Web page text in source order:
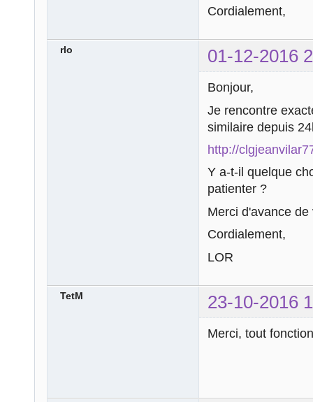
Cordialement,
rlo 01-12-2016
Bonjour,
Je rencontre
similaire depuis
http://
Y a-t-il quelque
patienter ?
Merci d'avance
Cordialement,
LOR
TetM 23-10-2016
Merci, tout